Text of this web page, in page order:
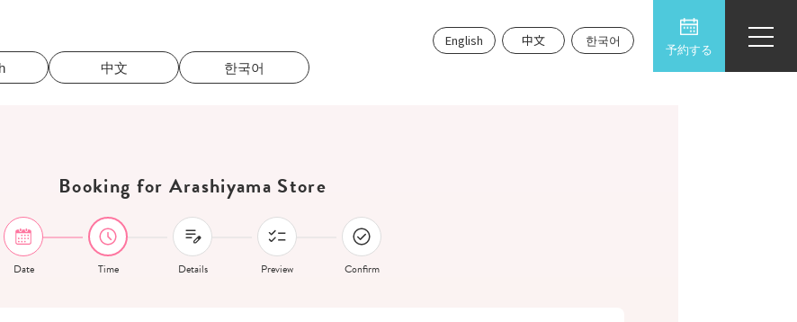
English 中文 한국어
予約する
中文 한국어
Booking for Arashiyama Store
Date Time Details Preview Confirm